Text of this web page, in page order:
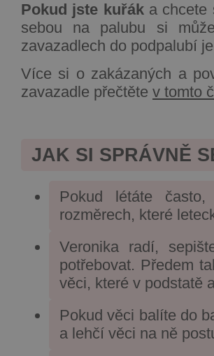
Pokud jste kuřáka chcete
sebou na palubu si
zavazadlech do podpalubí
Více si o zakázaných a
zavazadle přečtěte v tomto
JAK SI SPRÁVNĚ
Pokud létáte
rozměrech, které
Veronika radí,
potřebovat. Předem
věci, které v podstatě
Pokud věci balíte do
a lehčí věci na ně